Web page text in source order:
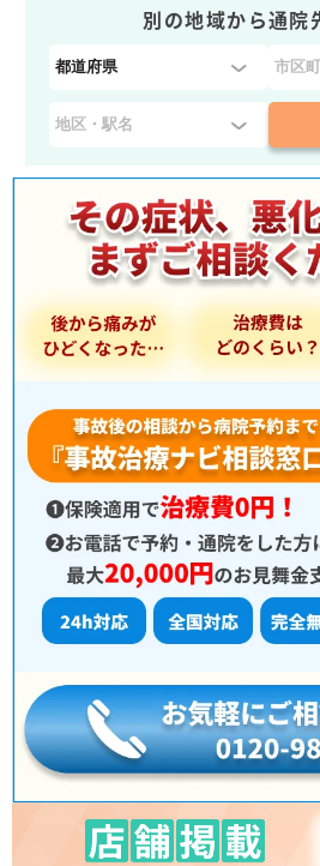
別の地域から通院
都
県
を
選
択
：